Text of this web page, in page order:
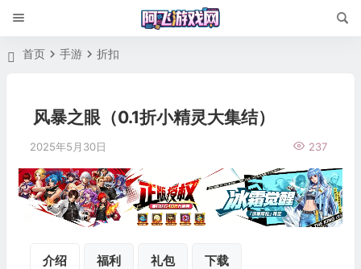
首页 手游 折扣
风暴之眼（0.1折小精灵大集结）
2025年5月30日 237
介绍 福利 礼包 下载